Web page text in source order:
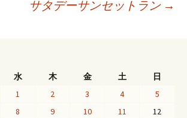
サタデーサンセットラン →
水 木 金 土
日
1
2 3 4
5
8 9 10 11
12